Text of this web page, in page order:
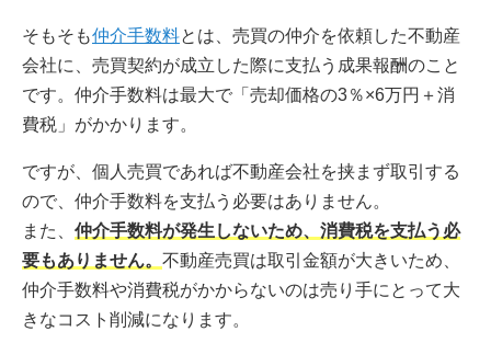
そもそも仲介手数料とは、売買の仲介を依頼した不動産
会社に、売買契約が成立した際に支払う成果報酬のこと
です。仲介手数料は最大で「売却価格の3％×6万円＋消
費税」がかかります。
ですが、個人売買であれば不動産会社を挟まず取引する
ので、仲介手数料を支払う必要はありません。
また、 仲介手数料が発生しないため、消費税を支払う必
要もありません。 不動産売買は取引金額が大きいため、
仲介手数料や消費税がかからないのは売り手にとって大
きなコスト削減になります。